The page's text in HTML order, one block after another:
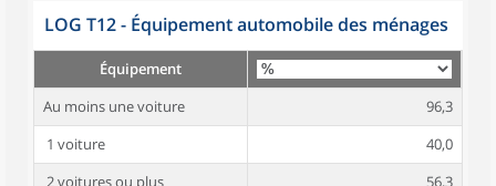
LOG T12 - Équipement automobile des ménages
Équipement
Au moins une voiture
96,3
1 voiture
40,0
2 voitures ou plus
56,3